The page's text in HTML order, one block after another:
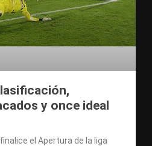
y once ideal
el Apertura de la liga